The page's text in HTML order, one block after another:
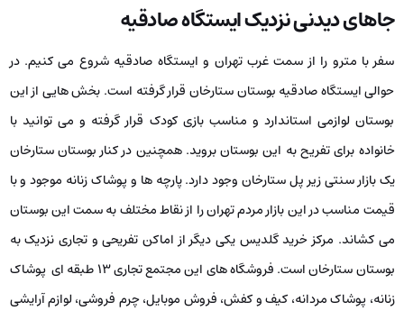
جاهای دیدنی نزدیک ایستگاه صادقیه
سفر با مترو را از سمت غرب تهران و ایستگاه صادقیه شروع می کنیم. در
حوالی ایستگاه صادقیه بوستان ستارخان قرار گرفته است. بخش هایی از این
بوستان لوازمی استاندارد و مناسب بازی کودک قرار گرفته و می توانید با
خانواده برای تفریح به این بوستان بروید. همچنین در کنار بوستان ستارخان
یک بازار سنتی زیر پل ستارخان وجود دارد. پارچه ها و پوشاک زنانه موجود و با
قیمت مناسب در این بازار مردم تهران را از نقاط مختلف به سمت این بوستان
می کشاند. مرکز خرید گلدیس یکی دیگر از اماکن تفریحی و تجاری نزدیک به
بوستان ستارخان است. فروشگاه های این مجتمع تجاری ۱۳ طبقه ای پوشاک
زنانه، پوشاک مردانه، کیف و کفش، فروش موبایل، چرم فروشی، لوازم آرایشی